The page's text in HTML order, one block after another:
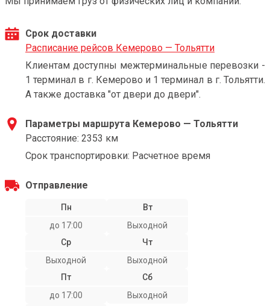
Срок доставки
Расписание рейсов Кемерово — Тольятти
Клиентам доступны межтерминальные перевозки -
1 терминал в г. Кемерово и 1 терминал в г. Тольятти.
А также доставка "от двери до двери".
Параметры маршрута Кемерово — Тольятти
Расстояние: 2353 км
Срок транспортировки: Расчетное время
Отправление
Пн
до 17:00
Вт
Выходной
Ср
Выходной
Чт
Выходной
Пт
до 17:00
Сб
Выходной